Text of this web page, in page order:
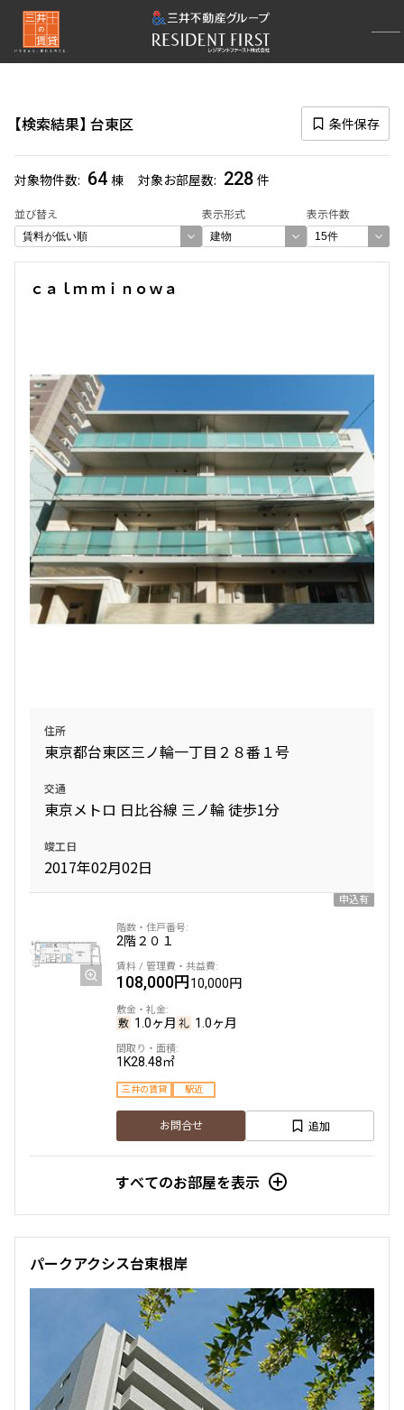
検索結果 台東区 条件保存
対象物件数 64 棟 対象お部屋数 228 件
並び替え 表示形式 表示件数
再検索ナビゲーション
選択中の区
台東区
(228)
選び方を変更する
検索結果の絞り込み
賃料
〜
管理費/共益費含む
礼金なし
間取り
1R〜1K
1DK〜1LDK
2LDK
4LDK〜
専有面積
築年数
3年以内
1分以内
5分以内
他条件
三井の賃貸物件
申込無し物件のみ表示
ペット可・相談
楽器可・相談
ｃａｌｍ ｍｉｎｏｗａ
住所
東京都台東区三ノ輪一丁目２８番１号
交通
東京メトロ 日比谷線 三ノ輪 徒歩1分
竣工日
2017年02月02日
申込有
2階２０１
108,000円10,000円
1.0ヶ月 1.0ヶ月
1K28.48㎡
三井の賃貸 駅近
お問合せ 追加
すべてのお部屋を表示
パークアクシス台東根岸